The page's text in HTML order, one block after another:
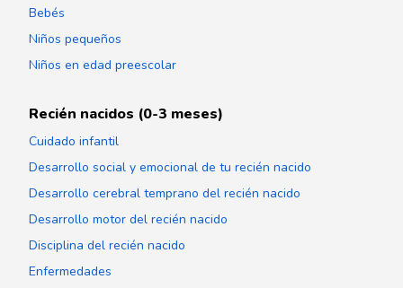
Bebés
Niños pequeños
Niños en edad preescolar
Recién nacidos (0-3 meses)
Cuidado infantil
Desarrollo social y emocional de tu recién nacido
Desarrollo cerebral temprano del recién nacido
Desarrollo motor del recién nacido
Disciplina del recién nacido
Enfermedades